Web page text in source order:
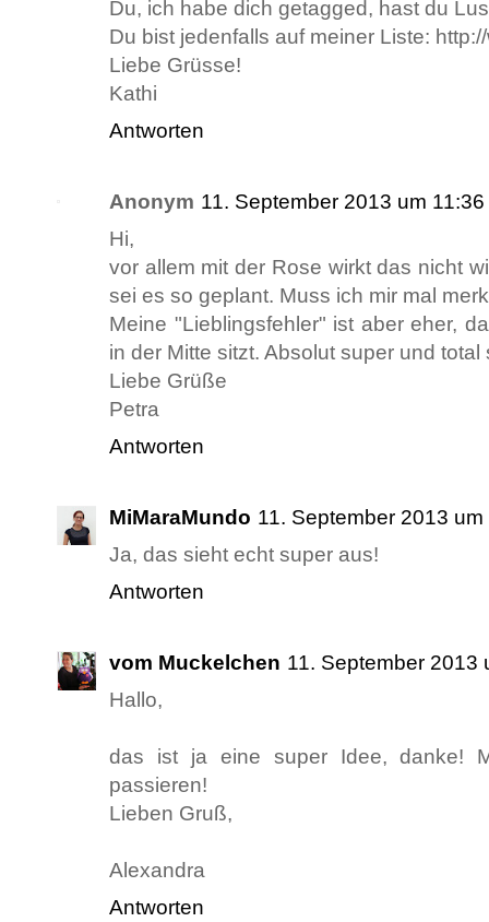
Du, ich habe dich getagged, hast du
Du bist jedenfalls auf meiner Liste:
Liebe Grüsse!
Kathi
Antworten
Anonym 11. September 2013 um 11:36
Hi,
vor allem mit der Rose wirkt das nicht
sei es so geplant. Muss ich mir mal
Meine "Lieblingsfehler" ist aber eher,
in der Mitte sitzt. Absolut super und total
Liebe Grüße
Petra
Antworten
MiMaraMundo 11. September 2013
Ja, das sieht echt super aus!
Antworten
vom Muckelchen 11. September 2013
Hallo,
das ist ja eine super Idee, danke!
passieren!
Lieben Gruß,
Alexandra
Antworten